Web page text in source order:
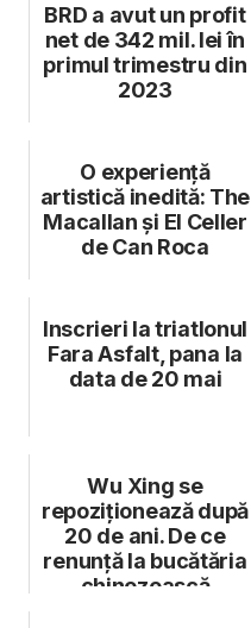
BRD a avut un profit
net de 342 mil. lei în
primul trimestru din
2023
O experiență
artistică inedită: The
Macallan și El Celler
de Can Roca
Inscrieri la triatlonul
Fara Asfalt, pana la
data de 20 mai
Wu Xing se
repoziționează după
20 de ani. De ce
renunță la bucătăria
chinezească